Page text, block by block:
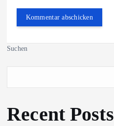
Suchen
Recent Posts